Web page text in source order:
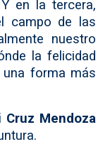
en la tercera,
campo de las
nuestro
la felicidad
una forma más
Cruz Mendoza